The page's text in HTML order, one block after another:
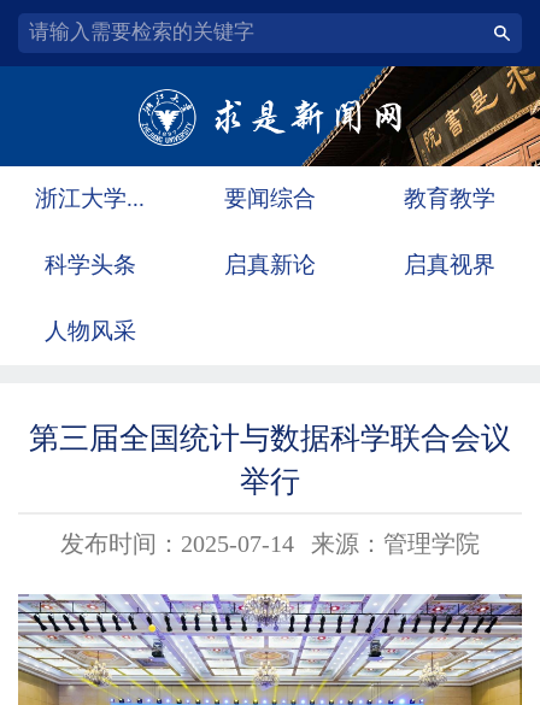
浙江大学... 要闻综合 教育教学
科学头条 启真新论 启真视界
人物风采
第三届全国统计与数据科学联合会议
举行
发布时间：2025-07-14 来源：管理学院